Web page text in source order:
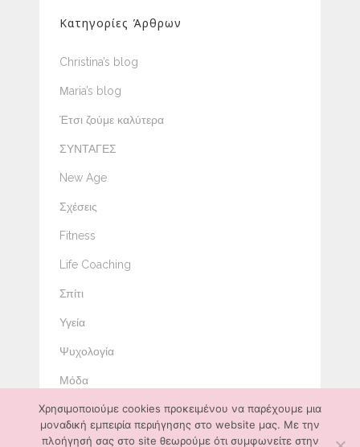
Κατηγορίες Άρθρων
Christina’s blog
Μaria’s blog
Έτσι ζούμε καλύτερα
ΣΥΝΤΑΓΕΣ
New Age
Σχέσεις
Fitness
Life Coaching
Σπίτι
Υγεία
Ψυχολογία
Μόδα
Ομορφιά
Διατροφή
Χρησιμοποιούμε cookies προκειμένου να παρέχουμε μια
μοναδική εμπειρία περιήγησης στο website μας. Με την
πλοήγησή σας στο site θεωρούμε ότι συμφωνείτε στην